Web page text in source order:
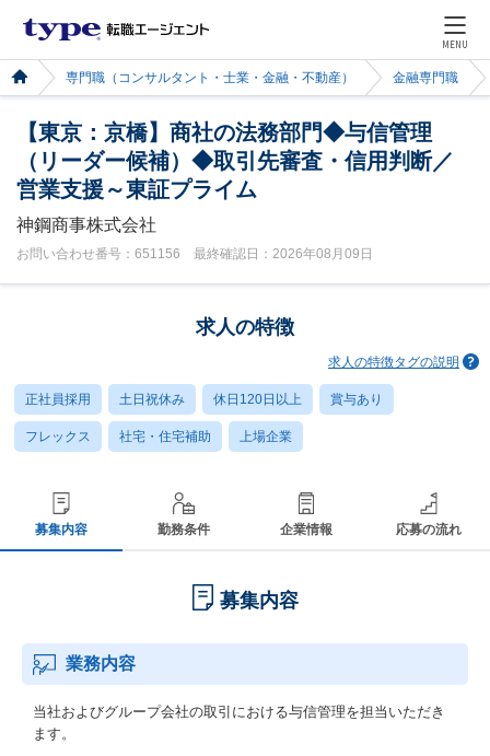
MENU
専門職（コンサルタント・士業・金融・不動産） 金融専門職
【東京：京橋】商社の法務部門◆与信管理
（リーダー候補）◆取引先審査・信用判断／
営業支援～東証プライム
神鋼商事株式会社
お問い合わせ番号：651156 最終確認日：2026年08月09日
求人の特徴
求人の特徴タグの説明
正社員採用 土日祝休み 休日120日以上 賞与あり
フレックス 社宅・住宅補助 上場企業
募集内容 勤務条件 企業情報 応募の流れ
募集内容
業務内容
当社およびグループ会社の取引における与信管理を担当いただき
ます。